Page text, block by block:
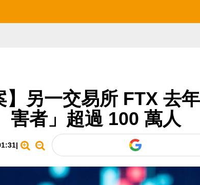
】另一交易所 FTX 去
害者」超過 100 萬人
|